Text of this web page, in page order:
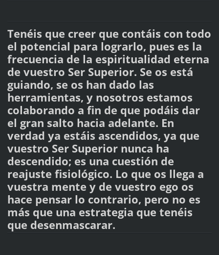
Tenéis que creer que contáis con todo
el potencial para lograrlo, pues es la
frecuencia de la espiritualidad eterna
de vuestro Ser Superior. Se os está
guiando, se os han dado las
herramientas, y nosotros estamos
colaborando a fin de que podáis dar
el gran salto hacia adelante. En
verdad ya estáis ascendidos, ya que
vuestro Ser Superior nunca ha
descendido; es una cuestión de
reajuste fisiológico. Lo que os llega a
vuestra mente y de vuestro ego os
hace pensar lo contrario, pero no es
más que una estrategia que tenéis
que desenmascarar.